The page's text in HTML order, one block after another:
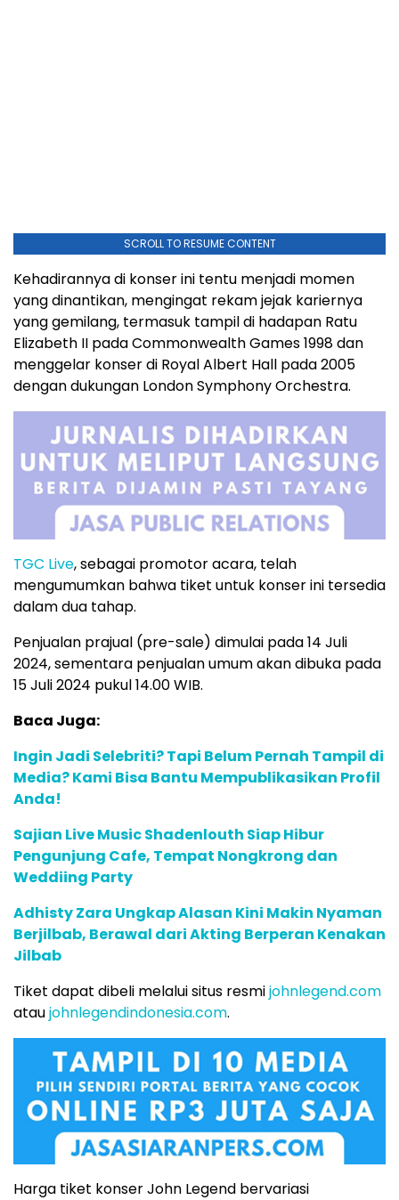
SCROLL TO RESUME CONTENT
Kehadirannya di konser ini tentu menjadi momen
yang dinantikan, mengingat rekam jejak kariernya
yang gemilang, termasuk tampil di hadapan Ratu
Elizabeth II pada Commonwealth Games 1998 dan
menggelar konser di Royal Albert Hall pada 2005
dengan dukungan London Symphony Orchestra.
TGC Live, sebagai promotor acara, telah
mengumumkan bahwa tiket untuk konser ini tersedia
dalam dua tahap.
Penjualan prajual (pre-sale) dimulai pada 14 Juli
2024, sementara penjualan umum akan dibuka pada
15 Juli 2024 pukul 14.00 WIB.
Baca Juga:
Ingin Jadi Selebriti? Tapi Belum Pernah Tampil di
Media? Kami Bisa Bantu Mempublikasikan Profil
Anda!
Sajian Live Music Shadenlouth Siap Hibur
Pengunjung Cafe, Tempat Nongkrong dan
Weddiing Party
Adhisty Zara Ungkap Alasan Kini Makin Nyaman
Berjilbab, Berawal dari Akting Berperan Kenakan
Jilbab
Tiket dapat dibeli melalui situs resmijohnlegend.com
ataujohnlegendindonesia.com.
Harga tiket konser John Legend bervariasi